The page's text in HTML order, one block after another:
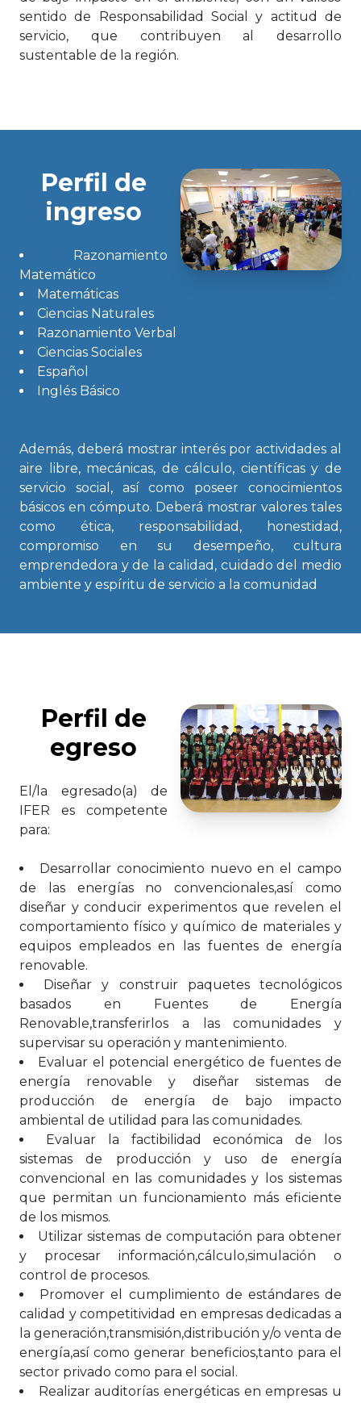
sentido de Responsabilidad Social y actitud de
servicio, que contribuyen al desarrollo
sustentable de la región.
Perfil de
ingreso
Razonamiento
Matemático
Matemáticas
Ciencias Naturales
Razonamiento Verbal
Ciencias Sociales
Español
Inglés Básico
Además, deberá mostrar interés por actividades al
aire libre, mecánicas, de cálculo, científicas y de
servicio social, así como poseer conocimientos
básicos en cómputo. Deberá mostrar valores tales
como ética, responsabilidad, honestidad,
compromiso en su desempeño, cultura
emprendedora y de la calidad, cuidado del medio
ambiente y espíritu de servicio a la comunidad
Perfil de
egreso
El/la egresado(a) de
IFER es competente
para:
Desarrollar conocimiento nuevo en el campo
de las energías no convencionales,así como
diseñar y conducir experimentos que revelen el
comportamiento físico y químico de materiales y
equipos empleados en las fuentes de energía
renovable.
Diseñar y construir paquetes tecnológicos
basados en Fuentes de Energía
Renovable,transferirlos a las comunidades y
supervisar su operación y mantenimiento.
Evaluar el potencial energético de fuentes de
energía renovable y diseñar sistemas de
producción de energía de bajo impacto
ambiental de utilidad para las comunidades.
Evaluar la factibilidad económica de los
sistemas de producción y uso de energía
convencional en las comunidades y los sistemas
que permitan un funcionamiento más eficiente
de los mismos.
Utilizar sistemas de computación para obtener
y procesar información,cálculo,simulación o
control de procesos.
Promover el cumplimiento de estándares de
calidad y competitividad en empresas dedicadas a
la generación,transmisión,distribución y/o venta de
energía,así como generar beneficios,tanto para el
sector privado como para el social.
Realizar auditorías energéticas en empresas u